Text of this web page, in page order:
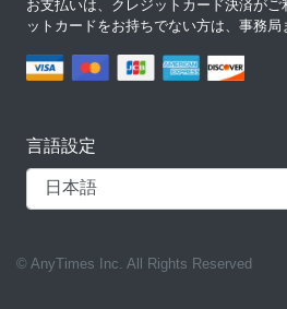
お支払いは、クレジットカード決済が
ットカードをお持ちでない方は、事務局
言語設定
© AnyTimes Inc. All Rights Reserved